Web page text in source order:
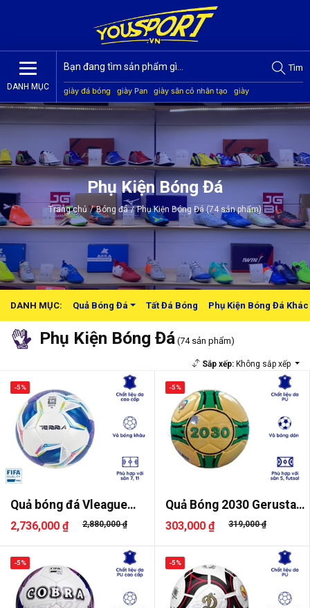
DANH MỤC
Tìm
giày đá bóng giày Pan giày sân cỏ nhân tạo
giày
Jogarbola
giày Mitre giày Akka quần áo bóng đá
giày
Phụ Kiện Bóng Đá
Trang chủ / Bóng đá / Phụ Kiện Bóng Đá (74 sản phẩm)
DANH MỤC: Quả Bóng Đá Tất Đá Bóng Phụ Kiện Bóng Đá Khác
Phụ Kiện Bóng Đá (74 sản phẩm)
Sắp xếp:Không sắp xếp
Quả bóng đá Vleague
24/25 UV..
2,736,000 ₫ 2,880,000 ₫
-5%
Quả Bóng 2030 Gerustar
Dán S..
303,000 ₫ 319,000 ₫
-5%
-5% -5%